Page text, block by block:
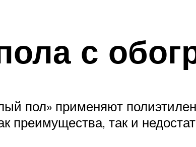
с
пол» применяют
преимущества, так и